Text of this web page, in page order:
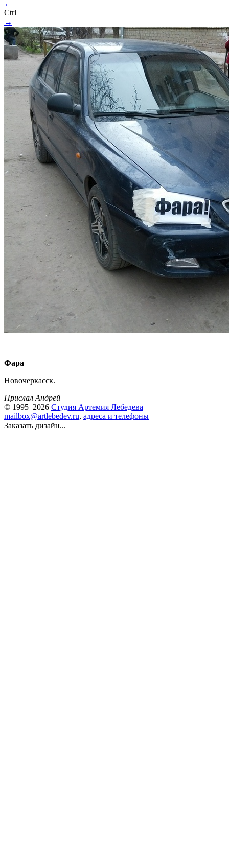
←
Ctrl
→
Фара
Новочеркасск.
Прислал Андрей
© 1995–2026 Студия Артемия Лебедева
mailbox@artlebedev.ru, адреса и телефоны
Заказать дизайн...